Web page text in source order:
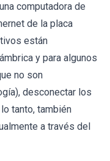
computadora de
de la placa
están
y para algunos
no son
desconectar los
tanto, también
a través del